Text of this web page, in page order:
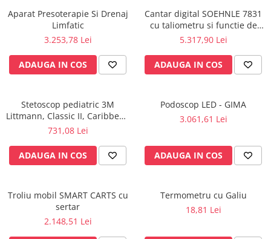
Rampa gaze medicale pat pacient
Rampa iluminat alarmare
Accesorii vase
Tevi cupru si accesorii
Lavoare apa sterila
Lavoare chirurgicale
Capsule, filtre finale apa sterila
Electrochirurgie
Manere pentru electrocautere
Cabluri pentru pensele bipolare
Aparat Presoterapie Si Drenaj
Limfatic
3.253,78 Lei
ADAUGA IN COS
Cantar digital SOEHNLE 7831
cu taliometru si functie de
BMI
5.317,90 Lei
ADAUGA IN COS
Stetoscop pediatric 3M
Littmann, Classic II, Caribbean
Blue 2153
731,08 Lei
ADAUGA IN COS
Podoscop LED - GIMA
3.061,61 Lei
ADAUGA IN COS
Troliu mobil SMART CARTS cu
sertar
2.148,51 Lei
Termometru cu Galiu
18,81 Lei